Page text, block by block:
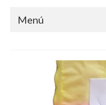
Menú
Contacto